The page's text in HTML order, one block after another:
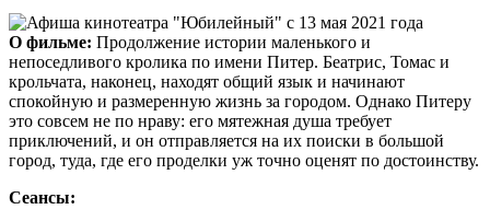
О фильме: Продолжение истории маленького и
непоседливого кролика по имени Питер. Беатрис, Томас и
крольчата, наконец, находят общий язык и начинают
спокойную и размеренную жизнь за городом. Однако Питеру
это совсем не по нраву: его мятежная душа требует
приключений, и он отправляется на их поиски в большой
город, туда, где его проделки уж точно оценят по достоинству.
Сеансы: